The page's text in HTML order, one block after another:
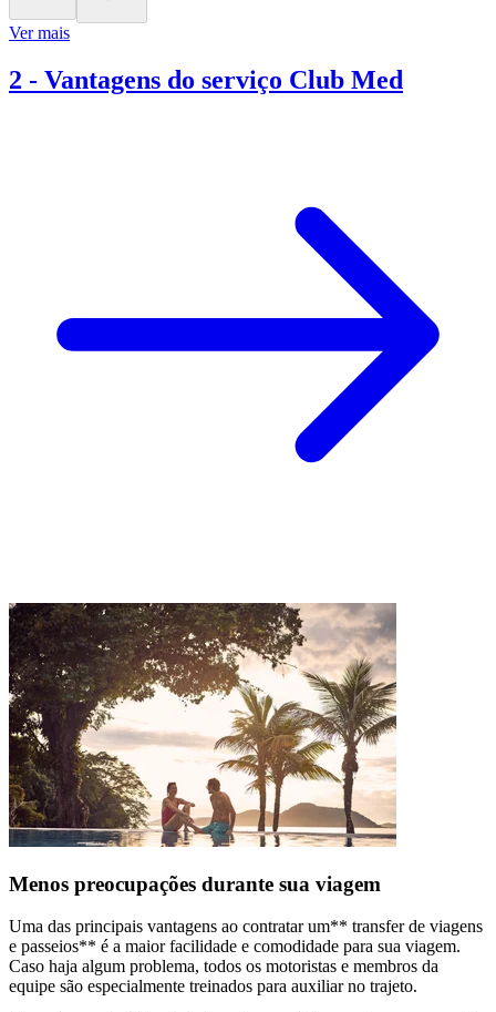
Ver mais
2 - Vantagens do serviço Club Med
Menos preocupações durante sua viagem
Uma das principais vantagens ao contratar um** transfer de viagens
e passeios** é a maior facilidade e comodidade para sua viagem.
Caso haja algum problema, todos os motoristas e membros da
equipe são especialmente treinados para auxiliar no trajeto.